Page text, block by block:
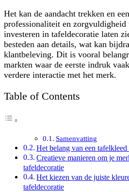
Het kan de aandacht trekken en
professionaliteit en
investeren in tafeldecoratie laten
besteden aan details, wat kan
klantbeleving. Dit is vooral
markten waar de eerste indruk
verdere interactie met het merk.
Table of Contents
Samenvatting
Het belang van een
Creatieve manieren om je
tafeldecoratie
Het kiezen van de juiste
tafeldecoratie